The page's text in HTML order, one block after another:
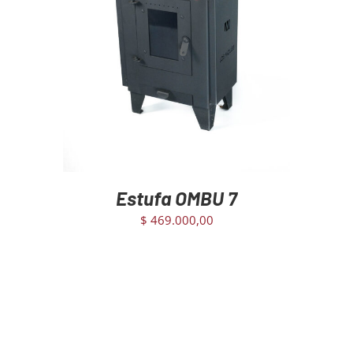
AGREGAR AL CARRITO DETAILS
Estufa OMBU 7
$ 469.000,00